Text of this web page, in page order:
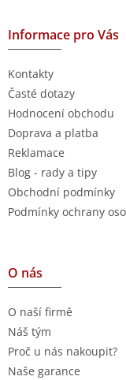
Informace pro Vás
Kontakty
Časté dotazy
Hodnocení obchodu
Doprava a platba
Reklamace
Blog - rady a tipy
Obchodní podmínky
Podmínky ochrany
O nás
O naší firmě
Náš tým
Proč u nás nakoupit?
Naše garance